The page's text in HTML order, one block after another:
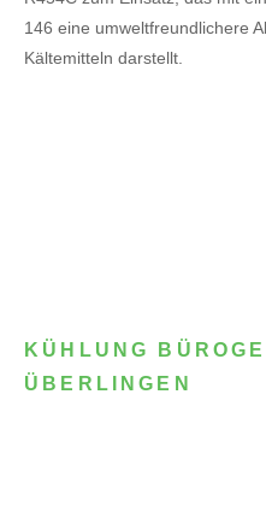
146 eine umweltfreundlichere
Kältemitteln darstellt.
KÜHLUNG
ÜBERLINGEN